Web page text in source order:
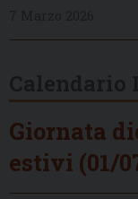
Giornata
estivi (01/